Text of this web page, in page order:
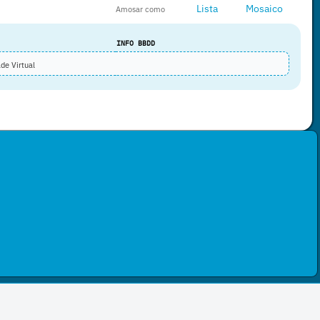
Amosar como Lista Mosaico
INFO BBDD
Virtual